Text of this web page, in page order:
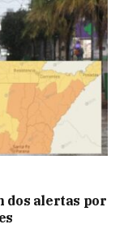
dos alertas por